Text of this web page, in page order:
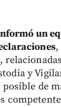
un
,
y
de